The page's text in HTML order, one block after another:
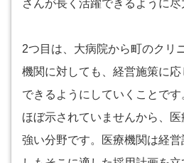
さんが長く活躍できるように尽
2つ目は、大病院から町のクリ
機関に対しても、経営施策に
できるようにしていくことで
ほぼ示されていませんから、
強い分野です。医療機関は経